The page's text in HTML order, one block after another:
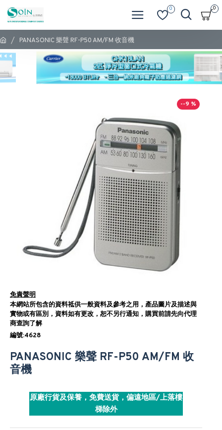
0 0
PANASONIC 樂聲 RF-P50 AM/FM 收音機
--9 %
免責聲明
本網站所包含的資料祗供一般資料及參考之用，產品圖片及描述與
實物或有區別，資料如有更改，恕不另行通知，購買前請先向代理
商查詢了解
編號:4628
PANASONIC 樂聲 RF-P50 AM/FM 收
音機
原廠行貨及保養，免費送貨，偏遠地區/上落樓
梯除外